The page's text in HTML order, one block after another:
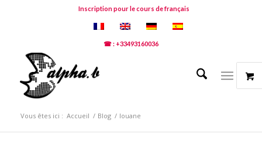
Inscription pour le cours de français
☎ : +33493160036
Vous êtes ici : Accueil / Blog / louane